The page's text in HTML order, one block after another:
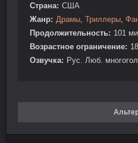
Страна: США
Жанр: Драмы Триллеры
Продолжительность: 101
Возрастное ограничение:
Озвучка: Рус. Люб.